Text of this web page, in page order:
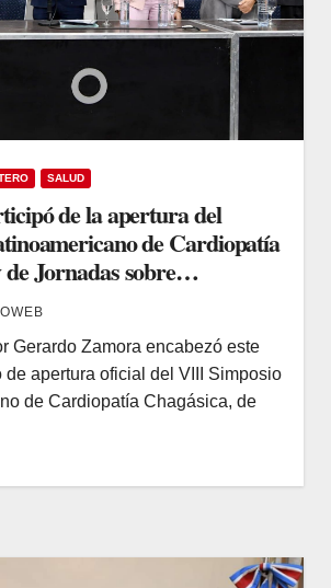
SALUD
de la apertura del
de Cardiopatía
Jornadas sobre
Gerardo Zamora encabezó este
de apertura oficial del VIII Simposio
de Cardiopatía Chagásica, de